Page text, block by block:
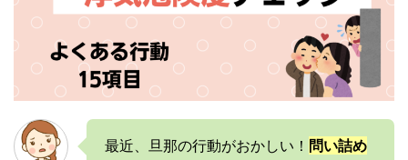
最近、旦那の行動がおかしい！ 問い詰め